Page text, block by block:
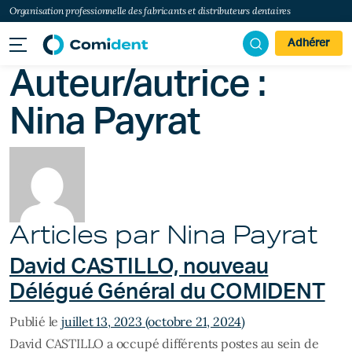
Organisation professionnelle des fabricants et distributeurs dentaires
Adhérer
Auteur/autrice :
Nina Payrat
Articles par Nina Payrat
David CASTILLO, nouveau
Délégué Général du COMIDENT
Publié le juillet 13, 2023 (octobre 21, 2024)
David CASTILLO a occupé différents postes au sein de